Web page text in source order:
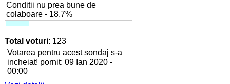
Conditii nu prea bune de
colaboare - 18.7%
Total voturi: 123
Votarea pentru acest sondaj s-a
incheiat! pornit: 09 Ian 2020 -
00:00